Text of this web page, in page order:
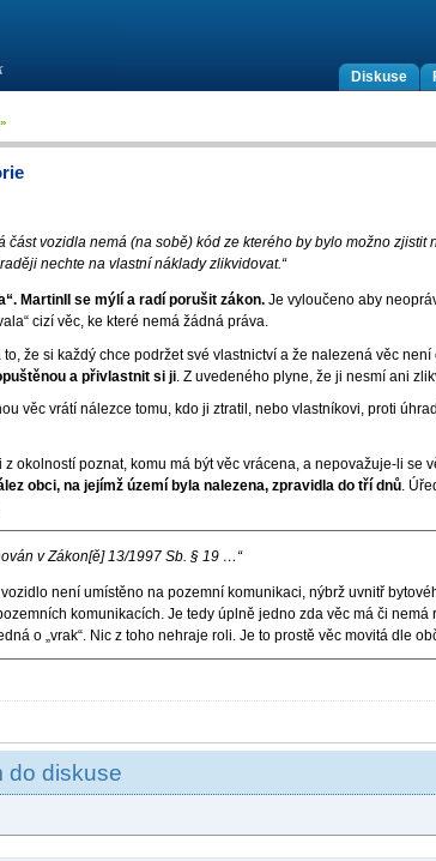
Diskuse
»
část vozidla nemá (na sobě) kód ze kterého by bylo možno zjistit
nechte na vlastní náklady zlikvidovat.“
MartinII se mýlí a radí porušit zákon. Je vyloučeno aby
cizí věc, ke které nemá žádná práva.
že si každý chce podržet své vlastnictví a že nalezená věc
a přivlastnit si ji . Z uvedeného plyne, že ji nesmí ani
věc vrátí nálezce tomu, kdo ji ztratil, nebo vlastníkovi, proti
z okolností poznat, komu má být věc vrácena, a nepovažuje-li se
obci, na jejímž území byla nalezena, zpravidla do tří dnů.
v Zákon[ě] 13/1997 Sb. § 19 …“
není umístěno na pozemní komunikaci, nýbrž uvnitř
komunikacích. Je tedy úplně jedno zda věc má či nemá
o „vrak“. Nic z toho nehraje roli. Je to prostě věc movitá dle
do diskuse